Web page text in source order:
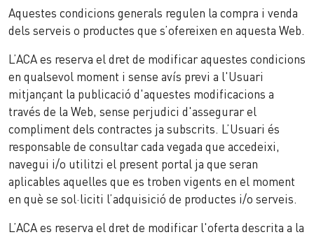
Aquestes condicions generals regulen la compra i venda
dels serveis o productes que s’ofereixen en aquesta Web.
L’ACA es reserva el dret de modificar aquestes condicions
en qualsevol moment i sense avís previ a l'Usuari
mitjançant la publicació d'aquestes modificacions a
través de la Web, sense perjudici d'assegurar el
compliment dels contractes ja subscrits. L’Usuari és
responsable de consultar cada vegada que accedeixi,
navegui i/o utilitzi el present portal ja que seran
aplicables aquelles que es troben vigents en el moment
en què se sol·liciti l’adquisició de productes i/o serveis.
L’ACA es reserva el dret de modificar l'oferta descrita a la